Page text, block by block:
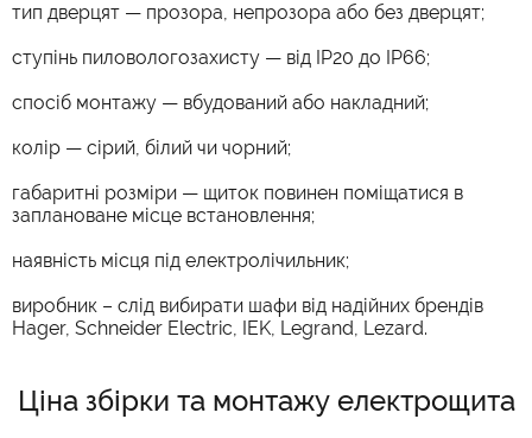
тип дверцят — прозора, непрозора або без дверцят;
ступінь пиловологозахисту — від IP20 до IP66;
спосіб монтажу — вбудований або накладний;
колір — сірий, білий чи чорний;
габаритні розміри — щиток повинен поміщатися в
заплановане місце встановлення;
наявність місця під електролічильник;
виробник – слід вибирати шафи від надійних брендів
Hager, Schneider Electric, IEK, Legrand, Lezard.
Ціна збірки та монтажу електрощита